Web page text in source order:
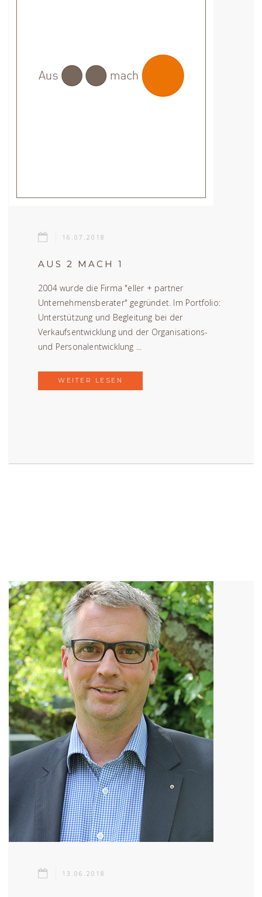
16.07.2018
AUS 2 MACH 1
2004 wurde die Firma "eller + partner
Unternehmensberater" gegründet. Im Portfolio:
Unterstützung und Begleitung bei der
Verkaufsentwicklung und der Organisations-
und Personalentwicklung ...
WEITER LESEN
13.06.2018